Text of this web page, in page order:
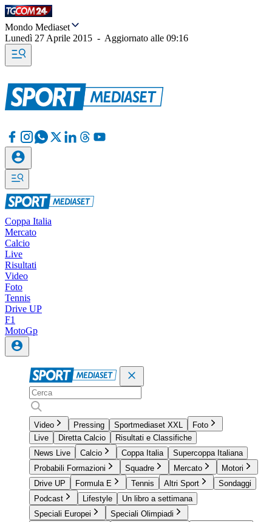
Mondo Mediaset
Lunedì 27 Aprile 2015 - Aggiornato alle 09:16
Coppa Italia
Mercato
Calcio
Live
Risultati
Video
Foto
Tennis
Drive UP
F1
MotoGp
Video Pressing Sportmediaset XXL
Foto
Live
Diretta Calcio
Risultati e Classifiche
News Live
Calcio Coppa Italia
Supercoppa Italiana
Probabili Formazioni
Squadre Mercato
Motori
Drive UP
Formula E Tennis Altri Sport
Sondaggi
Podcast
Lifestyle
Un libro a settimana
Speciali Europei
Speciali Olimpiadi